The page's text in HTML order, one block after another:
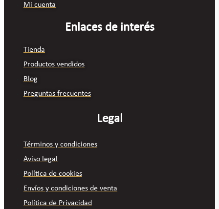
Mi cuenta
Enlaces de interés
Tienda
Productos vendidos
Blog
Preguntas frecuentes
Legal
Términos y condiciones
Aviso legal
Política de cookies
Envíos y condiciones de venta
Política de Privacidad